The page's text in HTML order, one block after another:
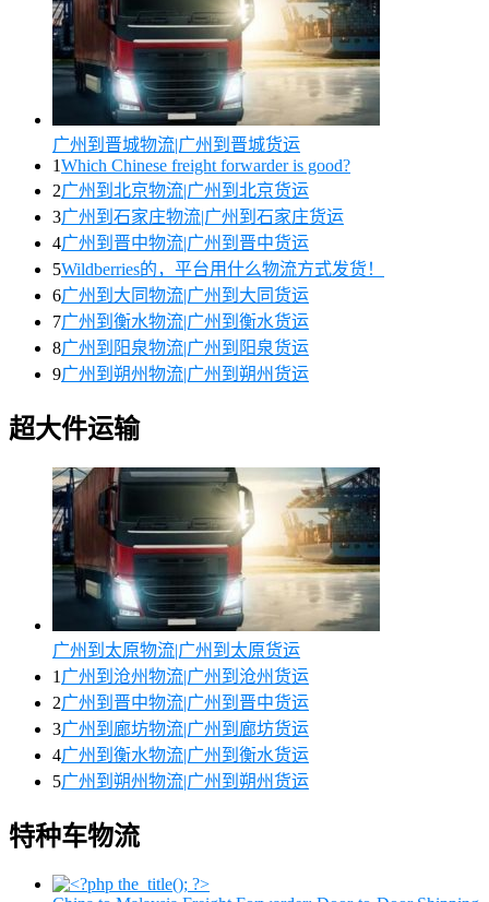
广州到晋城物流|广州到晋城货运
1Which Chinese freight forwarder is good?
2广州到北京物流|广州到北京货运
3广州到石家庄物流|广州到石家庄货运
4广州到晋中物流|广州到晋中货运
5Wildberries的，平台用什么物流方式发货！
6广州到大同物流|广州到大同货运
7广州到衡水物流|广州到衡水货运
8广州到阳泉物流|广州到阳泉货运
9广州到朔州物流|广州到朔州货运
超大件运输
广州到太原物流|广州到太原货运
1 广州到沧州物流|广州到沧州货运
2广州到晋中物流|广州到晋中货运
3广州到廊坊物流|广州到廊坊货运
4广州到衡水物流|广州到衡水货运
5广州到朔州物流|广州到朔州货运
特种车物流